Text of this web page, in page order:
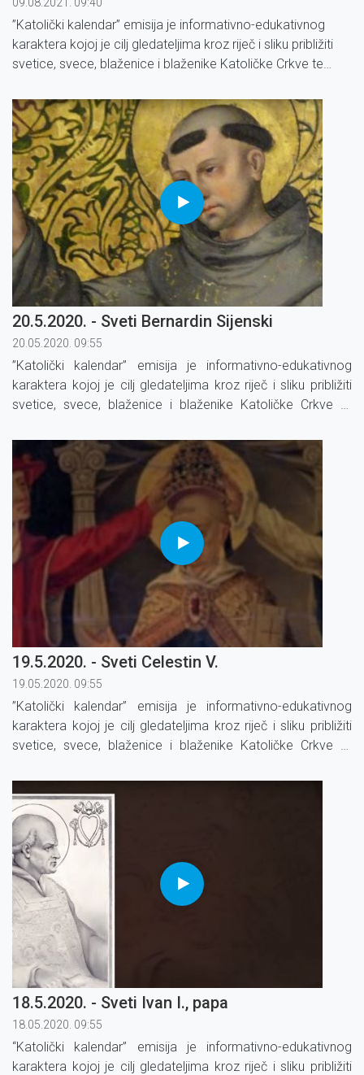
”Katolički kalendar” emisija je informativno-edukativnog
karaktera kojoj je cilj gledateljima kroz riječ i sliku približiti
svetice, svece, blaženice i blaženike Katoličke Crkve te
20.5.2020. - Sveti Bernardin Sijenski
20.05.2020. 09:55
”Katolički kalendar” emisija je informativno-edukativnog
karaktera kojoj je cilj gledateljima kroz riječ i sliku približiti
svetice, svece, blaženice i blaženike Katoličke Crkve te
19.5.2020. - Sveti Celestin V.
19.05.2020. 09:55
”Katolički kalendar” emisija je informativno-edukativnog
karaktera kojoj je cilj gledateljima kroz riječ i sliku približiti
svetice, svece, blaženice i blaženike Katoličke Crkve te
18.5.2020. - Sveti Ivan I., papa
18.05.2020. 09:55
“Katolički kalendar” emisija je informativno-edukativnog
karaktera kojoj je cilj gledateljima kroz riječ i sliku približiti